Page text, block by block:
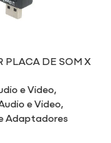
PLACA DE SOM X
e Video,
e Video,
Adaptadores